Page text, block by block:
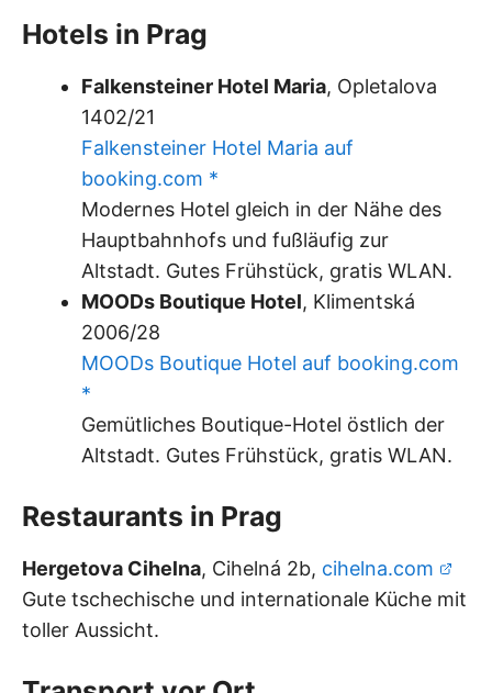
Hotels in Prag
Falkensteiner Hotel Maria, Opletalova
1402/21
Falkensteiner Hotel Maria auf
booking.com *
Modernes Hotel gleich in der Nähe des
Hauptbahnhofs und fußläufig zur
Altstadt. Gutes Frühstück, gratis WLAN.
MOODs Boutique Hotel, Klimentská
2006/28
MOODs Boutique Hotel auf booking.com
*
Gemütliches Boutique-Hotel östlich der
Altstadt. Gutes Frühstück, gratis WLAN.
Restaurants in Prag
Hergetova Cihelna, Cihelná 2b, cihelna.com
Gute tschechische und internationale Küche mit
toller Aussicht.